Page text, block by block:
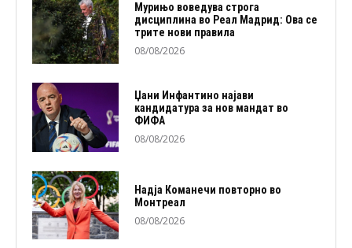
Мурињо воведува строга
дисциплина во Реал Мадрид: Ова се
трите нови правила
08/08/2026
Џани Инфантино најави
кандидатура за нов мандат во
ФИФА
08/08/2026
Надја Команечи повторно во
Монтреал
08/08/2026